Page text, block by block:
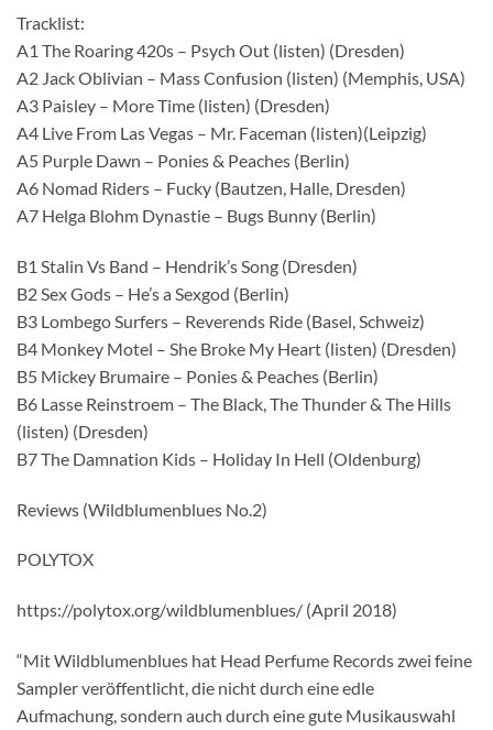
Tracklist:
A1 The Roaring 420s – Psych Out (listen) (Dresden)
A2 Jack Oblivian – Mass Confusion (listen) (Memphis, USA)
A3 Paisley – More Time (listen) (Dresden)
A4 Live From Las Vegas – Mr. Faceman (listen)(Leipzig)
A5 Purple Dawn – Ponies & Peaches (Berlin)
A6 Nomad Riders – Fucky (Bautzen, Halle, Dresden)
A7 Helga Blohm Dynastie – Bugs Bunny (Berlin)
B1 Stalin Vs Band – Hendrik’s Song (Dresden)
B2 Sex Gods – He’s a Sexgod (Berlin)
B3 Lombego Surfers – Reverends Ride (Basel, Schweiz)
B4 Monkey Motel – She Broke My Heart (listen) (Dresden)
B5 Mickey Brumaire – Ponies & Peaches (Berlin)
B6 Lasse Reinstroem – The Black, The Thunder & The Hills
(listen) (Dresden)
B7 The Damnation Kids – Holiday In Hell (Oldenburg)
Reviews (Wildblumenblues No.2)
POLYTOX
https://polytox.org/wildblumenblues/ (April 2018)
“Mit Wildblumenblues hat Head Perfume Records zwei feine
Sampler veröffentlicht, die nicht durch eine edle
Aufmachung, sondern auch durch eine gute Musikauswahl